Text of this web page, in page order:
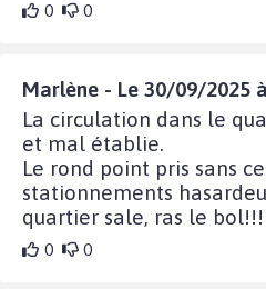
0 0
Marlène - Le 30/09/2025
La circulation dans le
et mal établie.
Le rond point pris sans
stationnements
quartier sale, ras le
0 0